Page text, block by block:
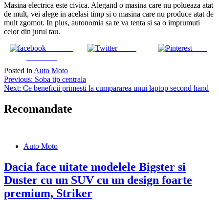
Masina electrica este civica. Alegand o masina care nu polueaza atat
de mult, vei alege in acelasi timp si o masina care nu produce atat de
mult zgomot. In plus, autonomia sa te va tenta si sa o imprumuti
celor din jurul tau.
Tweet Save
Posted in Auto Moto
Navigare
în
articole
Previous: Soba tip centrala
Next: Ce beneficii primesti la cumpararea unui laptop second hand
Recomandate
Auto Moto
Dacia face uitate modelele Bigster si
Duster cu un SUV cu un design foarte
premium, Striker